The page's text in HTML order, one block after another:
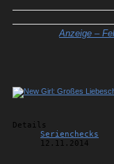
Anzeige –
Details
Serienchecks
12.11.2014